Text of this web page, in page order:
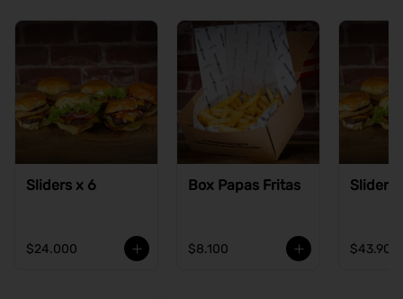
Sliders x 6
$24.000
Box Papas Fritas
$8.100
Sliders
$43.900